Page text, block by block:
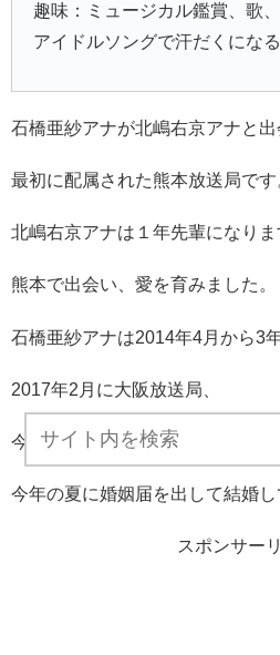
趣味：ミュージカル鑑賞、歌
アイドルソングで汗だくにな
石橋亜紗アナが北嶋右京アナと出
最初に配属された熊本放送局です
北嶋右京アナは１年先輩になりま
熊本で出会い、愛を育みました。
石橋亜紗アナは2014年4月から3
2017年2月に大阪放送局、
今年4月から東京アナウンス室勤
今年の夏に婚姻届を出して結婚し
スポンサー